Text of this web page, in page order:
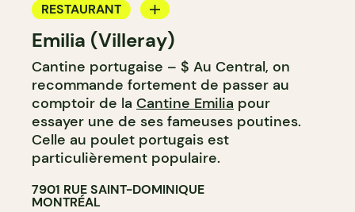
RESTAURANT
COMPTOIR
Emilia (Villeray)
Cantine portugaise – $ Au Central, on
recommande fortement de passer au
comptoir de la Cantine Emilia pour
essayer une de ses fameuses poutines.
Celle au poulet portugais est
particulièrement populaire.
7901 RUE SAINT-DOMINIQUE
MONTRÉAL